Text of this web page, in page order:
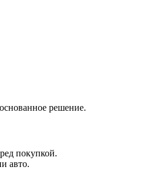
решение.
покупкой.
авто.